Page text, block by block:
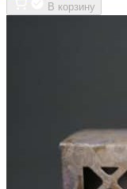
В корзину